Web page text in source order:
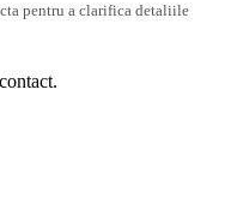
pentru a clarifica detaliile